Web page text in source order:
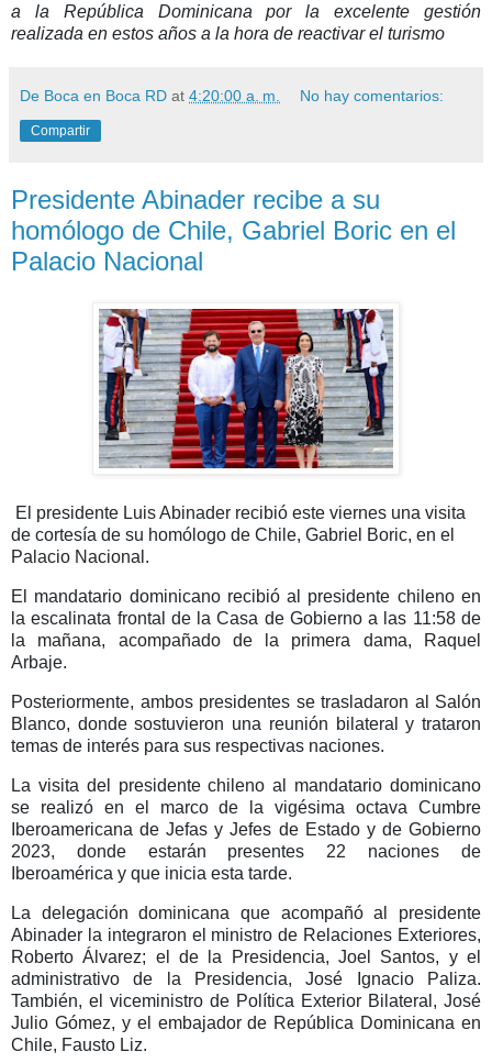
a la República Dominicana por la excelente gestión
realizada en estos años a la hora de reactivar el turismo
De Boca en Boca RD at 4:20:00 a. m. No hay comentarios:
Compartir
Presidente Abinader recibe a su
homólogo de Chile, Gabriel Boric en el
Palacio Nacional
El presidente Luis Abinader recibió este viernes una visita
de cortesía de su homólogo de Chile, Gabriel Boric, en el
Palacio Nacional.
El mandatario dominicano recibió al presidente chileno en
la escalinata frontal de la Casa de Gobierno a las 11:58 de
la mañana, acompañado de la primera dama, Raquel
Arbaje.
Posteriormente, ambos presidentes se trasladaron al Salón
Blanco, donde sostuvieron una reunión bilateral y trataron
temas de interés para sus respectivas naciones.
La visita del presidente chileno al mandatario dominicano
se realizó en el marco de lavigésima octava Cumbre
Iberoamericana de Jefas y Jefes de Estado y de Gobierno
2023, donde estarán presentes 22 naciones de
Iberoamérica y que inicia esta tarde.
La delegación dominicana que acompañó al presidente
Abinader la integraron el ministro de Relaciones Exteriores,
Roberto Álvarez; el de la Presidencia, Joel Santos, y el
administrativo de la Presidencia, José Ignacio Paliza.
También, el viceministro de Política Exterior Bilateral, José
Julio Gómez, y el embajador de República Dominicana en
Chile, Fausto Liz.